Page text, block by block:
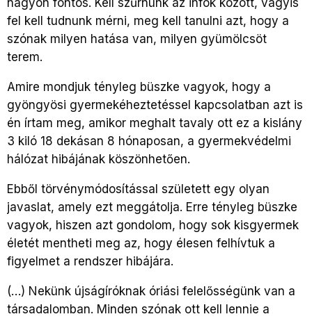
fel kell tudnunk mérni, meg kell tanulni azt, hogy a
szónak milyen hatása van, milyen gyümölcsöt
terem.
Amire mondjuk tényleg büszke vagyok, hogy a
gyöngyösi gyermekéheztetéssel kapcsolatban azt is
én írtam meg, amikor meghalt tavaly ott ez a kislány
3 kiló 18 dekásan 8 hónaposan, a gyermekvédelmi
hálózat hibájának köszönhetően.
Ebből törvénymódosítással született egy olyan
javaslat, amely ezt meggátolja. Erre tényleg büszke
vagyok, hiszen azt gondolom, hogy sok kisgyermek
életét mentheti meg az, hogy élesen felhívtuk a
figyelmet a rendszer hibájára.
(…) Nekünk újságíróknak óriási felelősségünk van a
társadalomban. Minden szónak ott kell lennie a